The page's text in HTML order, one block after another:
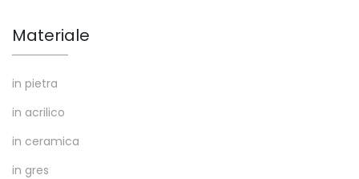
Materiale
in pietra
in acrilico
in ceramica
in gres